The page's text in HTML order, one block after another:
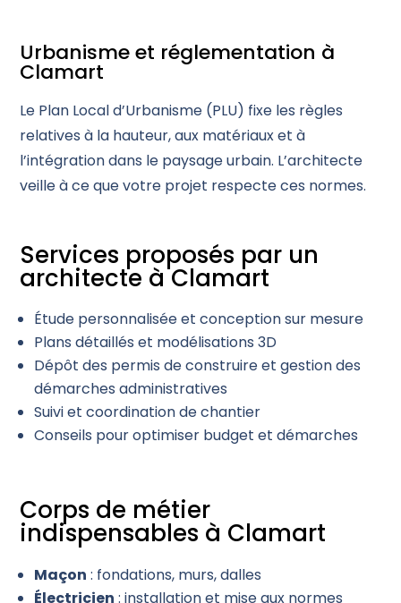
Urbanisme et réglementation à
Clamart
Le Plan Local d’Urbanisme (PLU) fixe les règles
relatives à la hauteur, aux matériaux et à
l’intégration dans le paysage urbain. L’architecte
veille à ce que votre projet respecte ces normes.
Services proposés par un
architecte à Clamart
Étude personnalisée et conception sur mesure
Plans détaillés et modélisations 3D
Dépôt des permis de construire et gestion des
démarches administratives
Suivi et coordination de chantier
Conseils pour optimiser budget et démarches
Corps de métier
indispensables à Clamart
Maçon : fondations, murs, dalles
Électricien : installation et mise aux normes